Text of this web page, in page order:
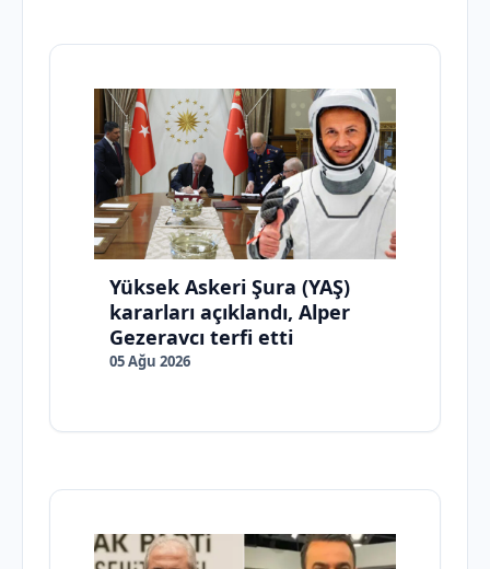
Yüksek Askeri Şura (YAŞ)
kararları açıklandı, Alper
Gezeravcı terfi etti
05 Ağu 2026